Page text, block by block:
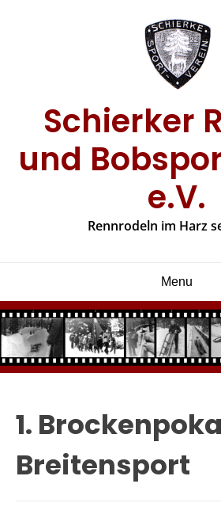
Schierker
und
e.V.
Rennrodeln im Harz
Menu
1.
Breitensport